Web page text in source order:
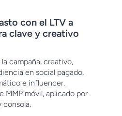
con el LTV a
clave y creativo
campaña, creativo,
en social pagado,
e influencer.
MMP móvil, aplicado por
consola.